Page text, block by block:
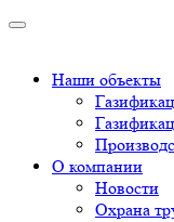
Наши объекты
О компании
Новости
Охрана